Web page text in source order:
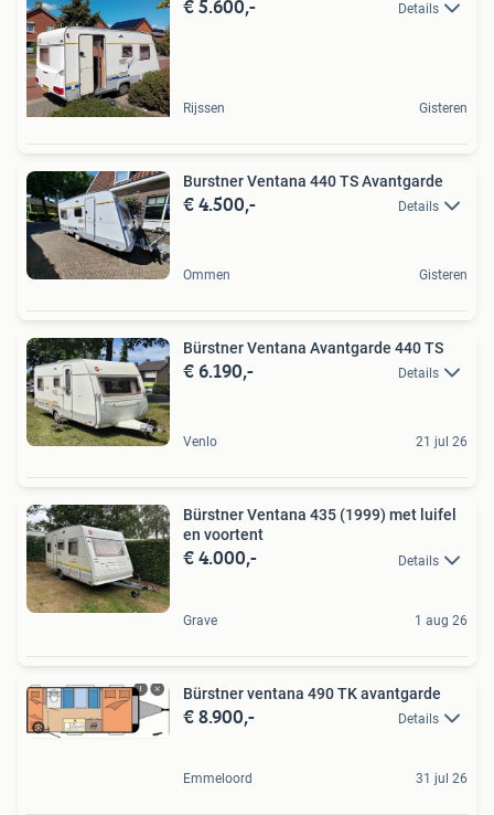
Details
Rijssen Gisteren
Burstner Ventana 440 TS Avantgarde
€ 4.500,- Details
Ommen Gisteren
Bürstner Ventana Avantgarde 440 TS
€ 6.190,- Details
Venlo 21 jul 26
Bürstner Ventana 435 (1999) met luifel
en voortent
€ 4.000,- Details
Grave 1 aug 26
Bürstner ventana 490 TK avantgarde
€ 8.900,- Details
Emmeloord 31 jul 26